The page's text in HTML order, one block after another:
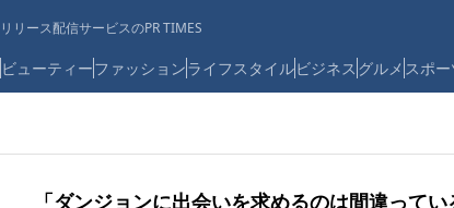
リース配信サービスのPR TIMES
ビューティーファッションライフスタイルビジネス グルメ スポー
「ダンジョンに出会いを求めるのは間違って